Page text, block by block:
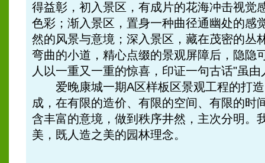
得益彰，初入景区，有成片的花海冲击视觉
色彩；渐入景区，置身一种曲径通幽处的感
然的风景与意境；深入景区，藏在茂密的丛
弯曲的小道，精心点缀的景观屏障后，隐隐
人以一重又一重的惊喜，印证一句古话"虽
爱晚康城一期A区样板区景观工程的打造
成，在有限的造价、有限的空间、有限的时
含丰富的意境，做到秩序井然，主次分明。
美，既人造之美的园林理念。